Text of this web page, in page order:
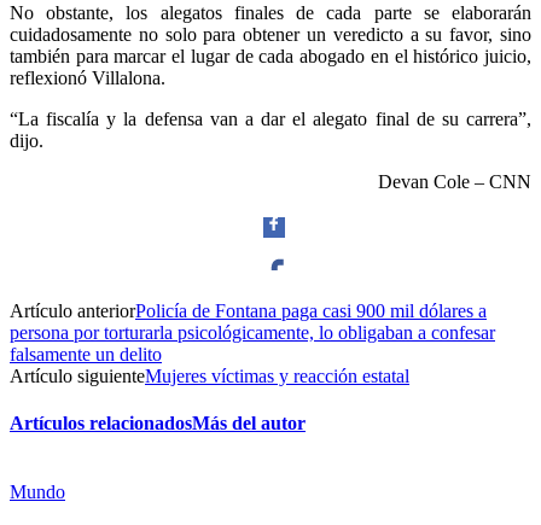
No obstante, los alegatos finales de cada parte se elaborarán
cuidadosamente no solo para obtener un veredicto a su favor, sino
también para marcar el lugar de cada abogado en el histórico juicio,
reflexionó Villalona.
“La fiscalía y la defensa van a dar el alegato final de su carrera”,
dijo.
Devan Cole – CNN
Facebook
Artículo anteriorPolicía de Fontana paga casi 900 mil dólares a
persona por torturarla psicológicamente, lo obligaban a confesar
falsamente un delito
Artículo siguienteMujeres víctimas y reacción estatal
Artículos relacionadosMás del autor
Mundo